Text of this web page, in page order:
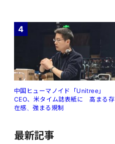
4
中国ヒューマノイド「Unitree」
CEO、米タイム誌表紙に 高まる存
在感、強まる規制
最新記事